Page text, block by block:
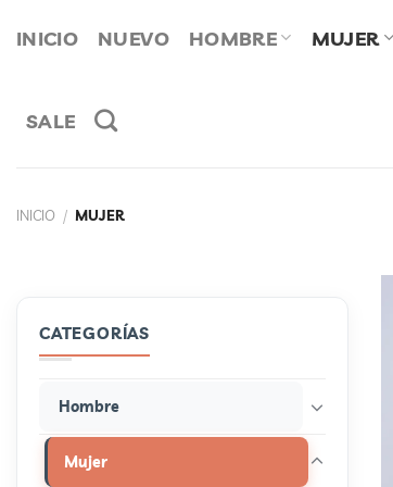
INICIO NUEVO HOMBRE MUJER
SALE
INICIO / MUJER
CATEGORÍAS
Hombre
Mujer